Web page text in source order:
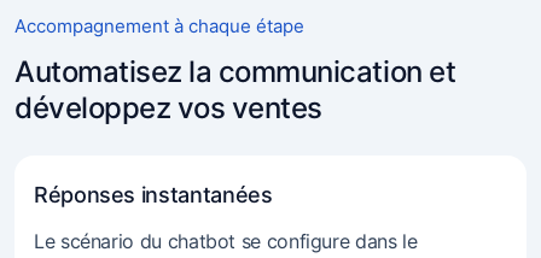
Accompagnement à chaque étape
Automatisez la communication et
développez vos ventes
Réponses instantanées
Le scénario du chatbot se configure dans le